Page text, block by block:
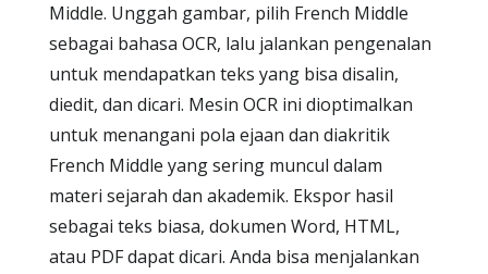
Middle. Unggah gambar, pilih French Middle
sebagai bahasa OCR, lalu jalankan pengenalan
untuk mendapatkan teks yang bisa disalin,
diedit, dan dicari. Mesin OCR ini dioptimalkan
untuk menangani pola ejaan dan diakritik
French Middle yang sering muncul dalam
materi sejarah dan akademik. Ekspor hasil
sebagai teks biasa, dokumen Word, HTML,
atau PDF dapat dicari. Anda bisa menjalankan